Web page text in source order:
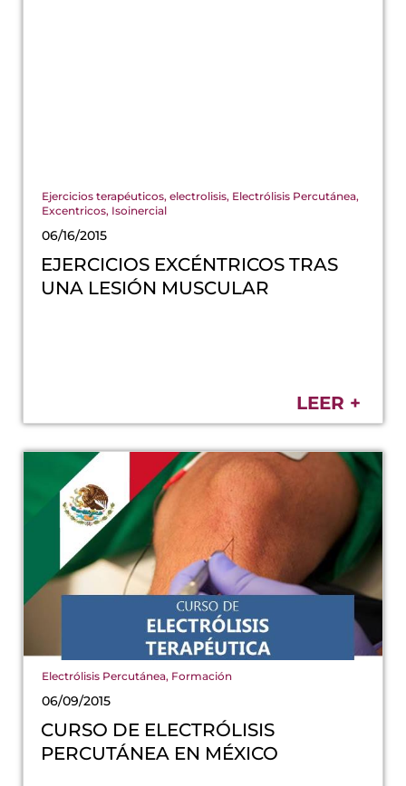
Ejercicios terapéuticos, electrolisis, Electrólisis Percutánea,
Excentricos, Isoinercial
06/16/2015
EJERCICIOS EXCÉNTRICOS TRAS
UNA LESIÓN MUSCULAR
LEER +
Electrólisis Percutánea, Formación
06/09/2015
CURSO DE ELECTRÓLISIS
PERCUTÁNEA EN MÉXICO